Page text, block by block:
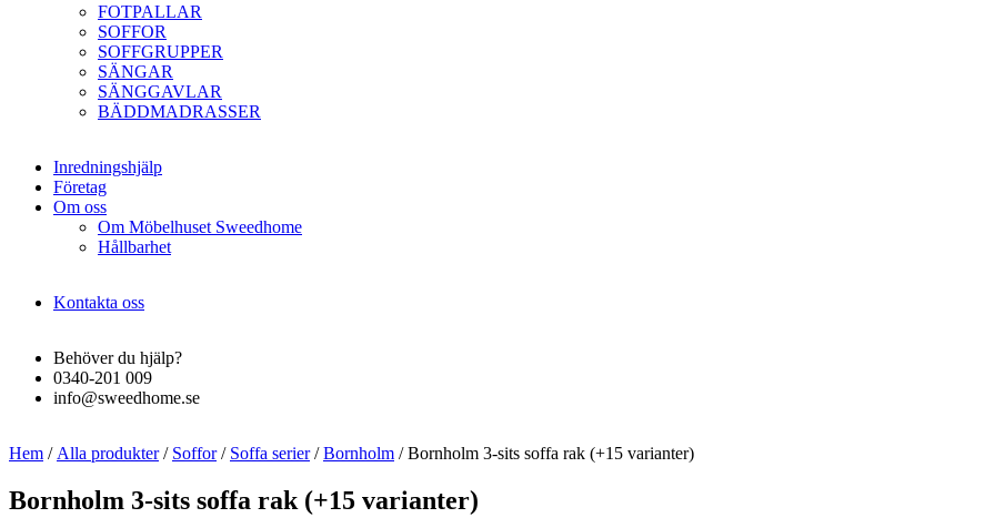
FOTPALLAR
SOFFOR
SOFFGRUPPER
SÄNGAR
SÄNGGAVLAR
BÄDDMADRASSER
Inredningshjälp
Företag
Om oss
Om Möbelhuset Sweedhome
Hållbarhet
Kontakta oss
Behöver du hjälp?
0340-201 009
info@sweedhome.se
Hem / Alla produkter/ Soffor/ Soffa serier/Bornholm / Bornholm 3-sits soffa rak (+15 varianter)
Bornholm 3-sits soffa rak (+15 varianter)